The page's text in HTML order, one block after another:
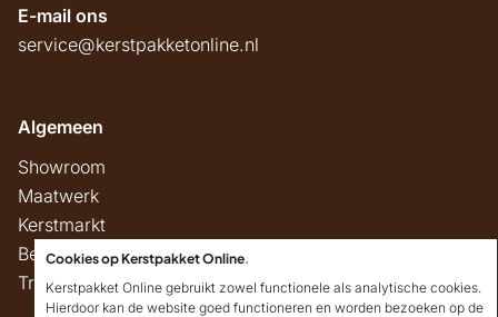
E-mail ons
service@kerstpakketonline.nl
Algemeen
Showroom
Maatwerk
Kerstmarkt
Belastingregels
Track & Trace
Cookies op Kerstpakket Online.
Kerstpakket Online gebruikt zowel functionele als analytische cookies.
Hierdoor kan de website goed functioneren en worden bezoeken op de